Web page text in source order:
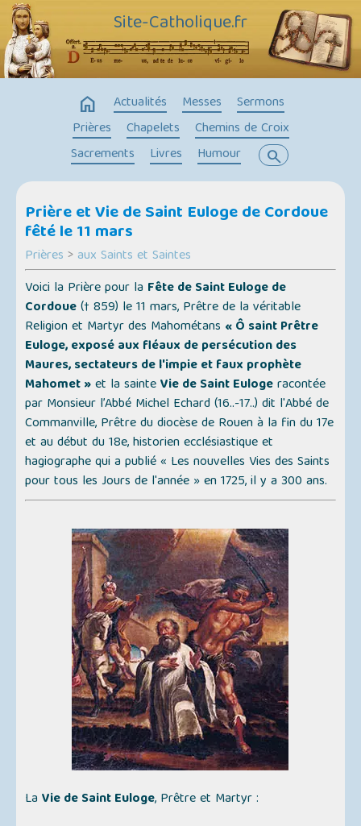
Site-Catholique.fr
home Actualités Messes
Sermons
Prières
Chapelets
Chemins de Croix
Sacrements
Livres Humour search
Prière et Vie de Saint Euloge de Cordoue
fêté le 11 mars
Prières > aux Saints et Saintes
Voici la Prière pour la Fête de Saint Euloge de
Cordoue(† 859) le 11 mars, Prêtre de la véritable
Religion et Martyr des Mahométans « Ô saint Prêtre
Euloge, exposé aux fléaux de persécution des
Maures, sectateurs de l'impie et faux prophète
Mahomet »et la sainteVie de Saint Eulogeracontée
par Monsieur l’Abbé Michel Echard (16..-17..) dit l'Abbé de
Commanville, Prêtre du diocèse de Rouen à la fin du 17e
et au début du 18e, historien ecclésiastique et
hagiographe qui a publié« Les nouvelles Vies des Saints
pour tous les Jours de l'année »en 1725, il y a 300 ans.
LaVie de Saint Euloge, Prêtre et Martyr :